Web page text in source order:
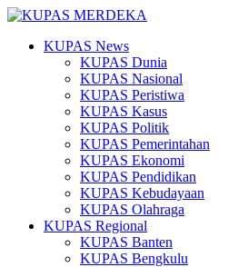
KUPAS News
KUPAS Dunia
KUPAS Nasional
KUPAS Peristiwa
KUPAS Kasus
KUPAS Politik
KUPAS Pemerintahan
KUPAS Ekonomi
KUPAS Pendidikan
KUPAS Kebudayaan
KUPAS Olahraga
KUPAS Regional
KUPAS Banten
KUPAS Bengkulu